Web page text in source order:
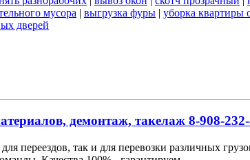
мусора | выгрузка фуры | уборка квартиры
дверей
демонтаж, такелаж 8-908-
переездов, так и для перевозки различных